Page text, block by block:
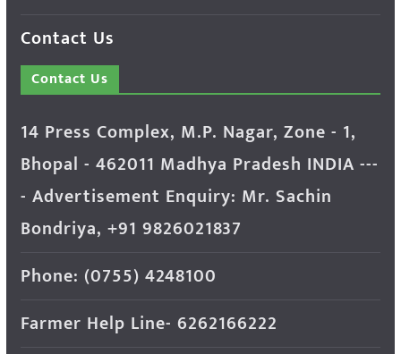
Contact Us
Contact Us
14 Press Complex, M.P. Nagar, Zone - 1,
Bhopal - 462011 Madhya Pradesh INDIA ---
- Advertisement Enquiry: Mr. Sachin
Bondriya, +91 9826021837
Phone: (0755) 4248100
Farmer Help Line- 6262166222